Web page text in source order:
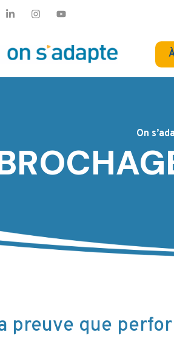
On
preuve que